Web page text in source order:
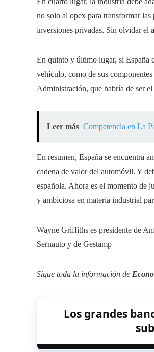
no solo al opex para transformar
inversiones privadas. Sin olvidar el
En quinto y último lugar, si España
vehículo, como de sus
Administración, que habría de ser
Leer más Competencia en La
En resumen, España se encuentra
cadena de valor del automóvil. Y
española. Ahora es el momento de
y ambiciosa en materia industrial
Wayne Griffiths es presidente de
Sernauto y de Gestamp
Sigue toda la información de
Los grandes